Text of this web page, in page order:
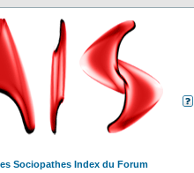
Sociopathes Index du Forum